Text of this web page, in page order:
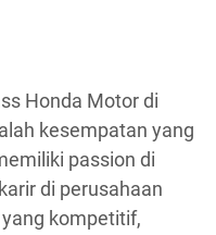
Honda Motor di
kesempatan yang
passion di
di perusahaan
kompetitif,